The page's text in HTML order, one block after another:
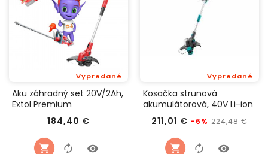
Aku záhradný set 20V/2Ah,
Extol Premium
184,40 €
Vypredané
Kosačka strunová
akumulátorová, 40V Li-ion
2,5Ah, Extol Industrial
8795612
211,01 € Bežná
-6% 224,48 €
Vypredané